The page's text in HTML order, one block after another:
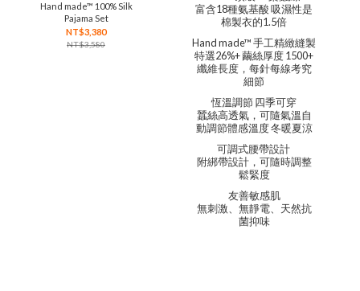
Hand made™ 100% Silk
Pajama Set
NT$3,380
NT$3,580
富含18種氨基酸 吸濕性是
棉製衣的1.5倍
Hand made™ 手工精緻縫製
特選26%+ 繭絲厚度 1500+
纖維長度，每針每線考究
細節
恆溫調節 四季可穿
蠶絲高透氣，可隨氣溫自
動調節體感溫度 冬暖夏涼
可調式腰帶設計
附綁帶設計，可隨時調整
鬆緊度
友善敏感肌
無刺激、無靜電、天然抗
菌抑味